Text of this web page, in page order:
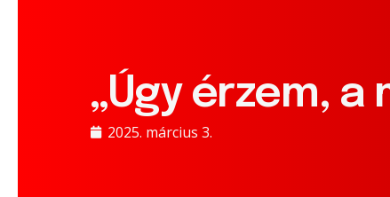
„Úgy érzem,
2025. március 3.